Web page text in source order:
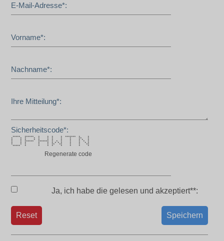
E-Mail-Adresse*:
Vorname*:
Nachname*:
Ihre Mitteilung*:
Sicherheitscode*:
***** ****** * * * * ******* * *
* * * * * * * * * ** *
* * * * * * * * * * * *
* * ****** ******* * * * * * * *
* * * * * * * * * * * * *
* * * * * ** ** * * **
***** * * * * * * * *
Regenerate code
Ja, ich habe die gelesen und akzeptiert**:
Speichern
Reset